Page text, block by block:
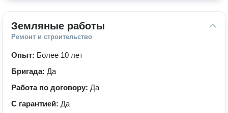
Земляные работы
Ремонт и строительство
Опыт: Более 10 лет
Бригада: Да
Работа по договору: Да
С гарантией: Да